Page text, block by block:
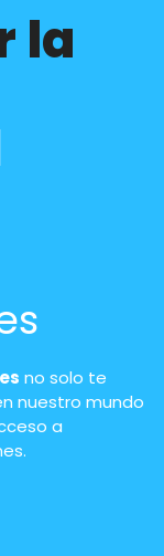
la
no solo te
nuestro mundo
a